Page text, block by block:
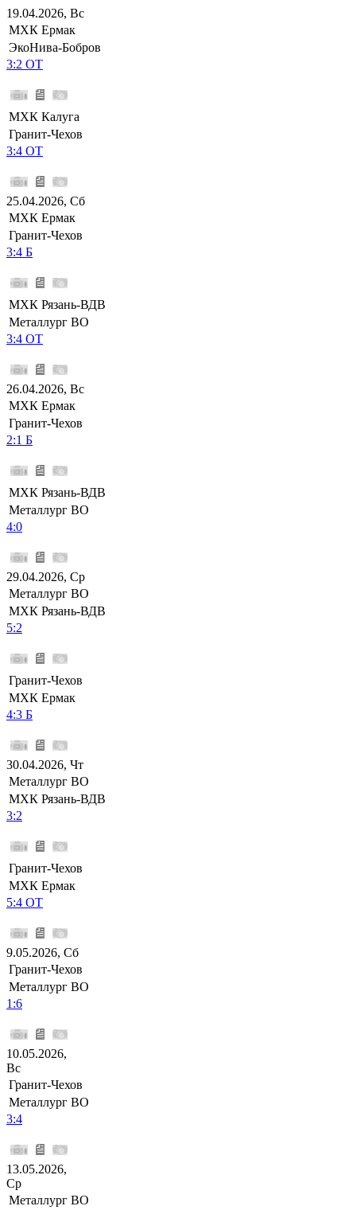
19.04.2026, Вс
МХК Ермак
ЭкоНива-Бобров
3:2 ОТ
МХК Калуга
Гранит-Чехов
3:4 ОТ
25.04.2026, Сб
МХК Ермак
Гранит-Чехов
3:4 Б
МХК Рязань-ВДВ
Металлург ВО
3:4 ОТ
26.04.2026, Вс
МХК Ермак
Гранит-Чехов
2:1 Б
МХК Рязань-ВДВ
Металлург ВО
4:0
29.04.2026, Ср
Металлург ВО
МХК Рязань-ВДВ
5:2
Гранит-Чехов
МХК Ермак
4:3 Б
30.04.2026, Чт
Металлург ВО
МХК Рязань-ВДВ
3:2
Гранит-Чехов
МХК Ермак
5:4 ОТ
9.05.2026, Сб
Гранит-Чехов
Металлург ВО
1:6
10.05.2026,
Вс
Гранит-Чехов
Металлург ВО
3:4
13.05.2026,
Ср
Металлург ВО